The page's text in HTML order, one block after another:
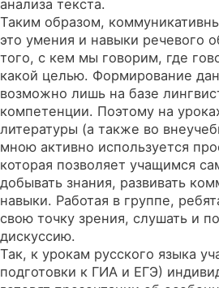
анализа текста.
Таким образом,
это умения и навыки речевого
того, с кем мы говорим, где
какой целью. Формирование
возможно лишь на базе
компетенции. Поэтому на
литературы (а также во
мною активно используется
которая позволяет учащимся
добывать знания, развивать
навыки. Работая в группе,
свою точку зрения, слушать и
дискуссию.
Так, к урокам русского языка
подготовки к ГИА и ЕГЭ)